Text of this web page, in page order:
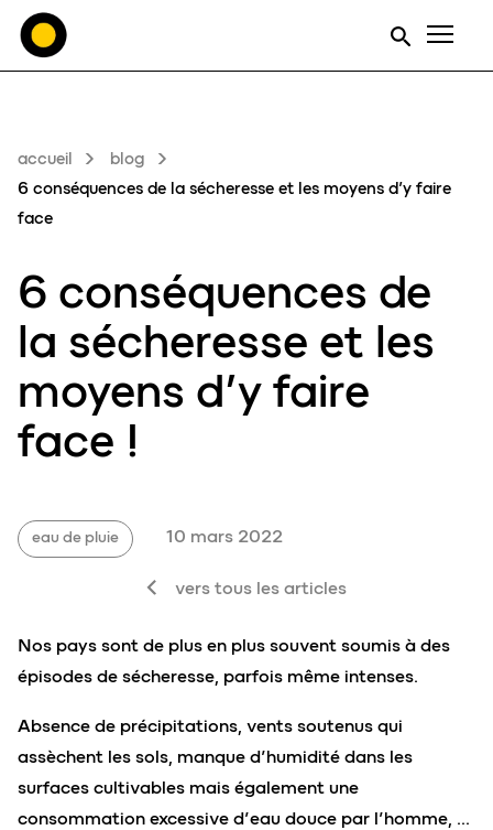
accueil
blog
6 conséquences de la sécheresse et les moyens d’y faire
face
6 conséquences de
la sécheresse et les
moyens d’y faire
face !
eau de pluie 10 mars 2022
vers tous les articles
Nos pays sont de plus en plus souvent soumis à des
épisodes de sécheresse, parfois même intenses.
Absence de précipitations, vents soutenus qui
assèchent les sols, manque d’humidité dans les
surfaces cultivables mais également une
consommation excessive d’eau douce par l’homme, …